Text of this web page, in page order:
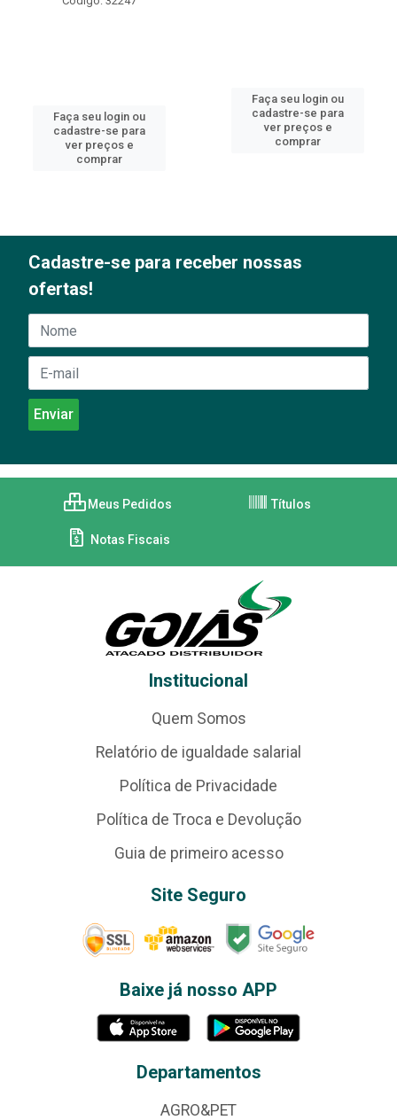
Faça seu login ou
cadastre-se para
ver preços e
comprar
Faça seu login ou
cadastre-se para
ver preços e
comprar
Cadastre-se para receber nossas
ofertas!
Meus Pedidos Títulos
Notas Fiscais
Institucional
Quem Somos
Relatório de igualdade salarial
Política de Privacidade
Política de Troca e Devolução
Guia de primeiro acesso
Site Seguro
Baixe já nosso APP
Departamentos
AGRO&PET